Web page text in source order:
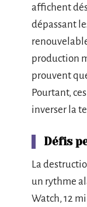
affichent
dépassant
production
prouvent
Pourtant,
inverser la
Défis
La
un rythme
Watch, 12